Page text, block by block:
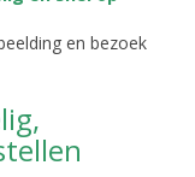
en bezoek